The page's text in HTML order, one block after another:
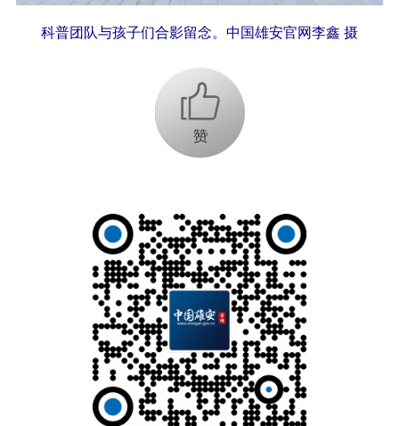
科普团队与孩子们合影留念。中国雄安官网李鑫 摄
+1